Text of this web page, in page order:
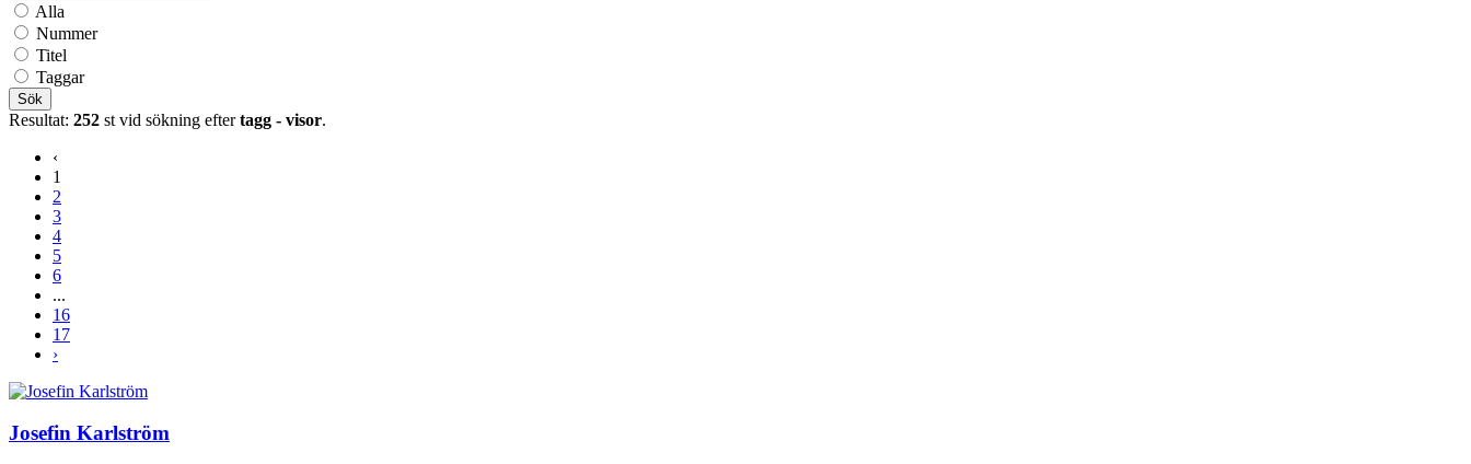
Alla
Nummer
Titel
Taggar
Sök
Resultat: 252 st vid sökning eftertagg - visor.
‹
1
2
3
4
5
6
...
16
17
›
Josefin Karlström